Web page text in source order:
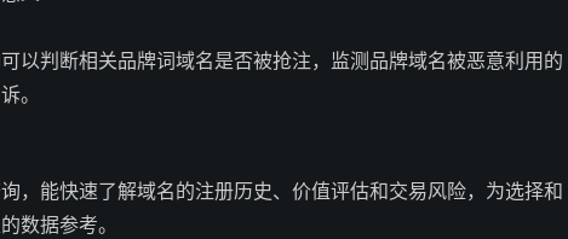
以判断相关品牌词域名是否被抢注，监测品牌域名被恶意利用的
。
，能快速了解域名的注册历史、价值评估和交易风险，为选择和
数据参考。